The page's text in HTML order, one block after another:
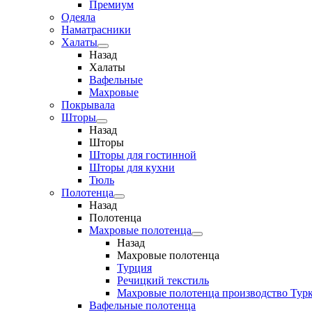
Премиум
Одеяла
Наматрасники
Халаты
Назад
Халаты
Вафельные
Махровые
Покрывала
Шторы
Назад
Шторы
Шторы для гостинной
Шторы для кухни
Тюль
Полотенца
Назад
Полотенца
Махровые полотенца
Назад
Махровые полотенца
Турция
Речицкий текстиль
Махровые полотенца производство
Вафельные полотенца